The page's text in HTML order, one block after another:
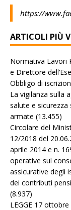
https://
ARTICOLI PIÙ
Normativa Lavori
e Direttore
Obbligo di
La vigilanza sulla
salute e
armate (13.455)
Circolare del
12/2018 del
aprile 2014 e n.
operative sul
assicurative degli
dei contributi
(8.937)
LEGGE 17